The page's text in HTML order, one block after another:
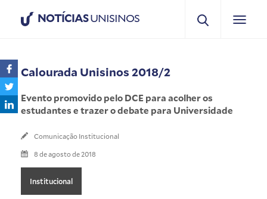
NOTÍCIASUNISINOS
Calourada Unisinos 2018/2
Evento promovido pelo DCE para acolher os
estudantes e trazer o debate para Universidade
Comunicação Institucional
8 de agosto de 2018
Institucional